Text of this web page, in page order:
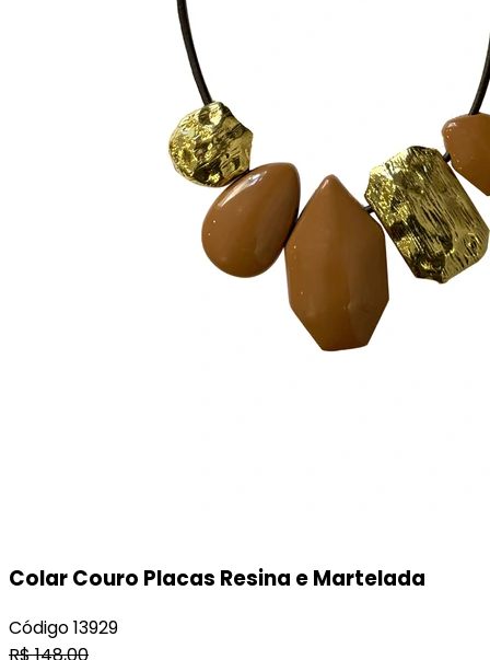
Colar Couro Placas Resina e Martelada
Código13929